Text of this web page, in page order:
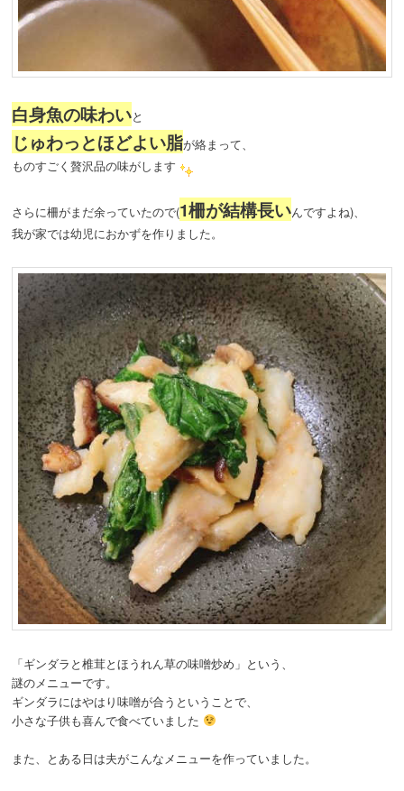
白身魚の味わいと
じゅわっとほどよい脂が絡まって、
ものすごく贅沢品の味がします
さらに柵がまだ余っていたので(1柵が結構長いんですよね)、
我が家では幼児におかずを作りました。
「ギンダラと椎茸とほうれん草の味噌炒め」という、
謎のメニューです。
ギンダラにはやはり味噌が合うということで、
小さな子供も喜んで食べていました
また、とある日は夫がこんなメニューを作っていました。